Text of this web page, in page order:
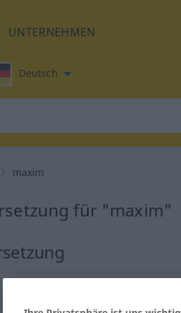
UNTERNEHMEN
Deutsch
maxim
für "maxim"